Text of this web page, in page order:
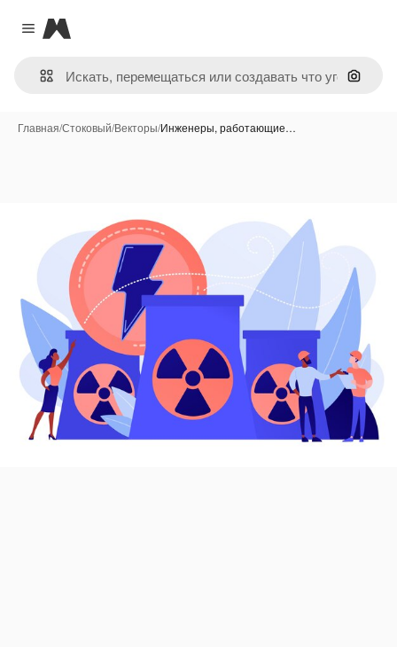
Close menu
Magnific
Поиск
Главная/Стоковый/Векторы/Инженеры, работающие…